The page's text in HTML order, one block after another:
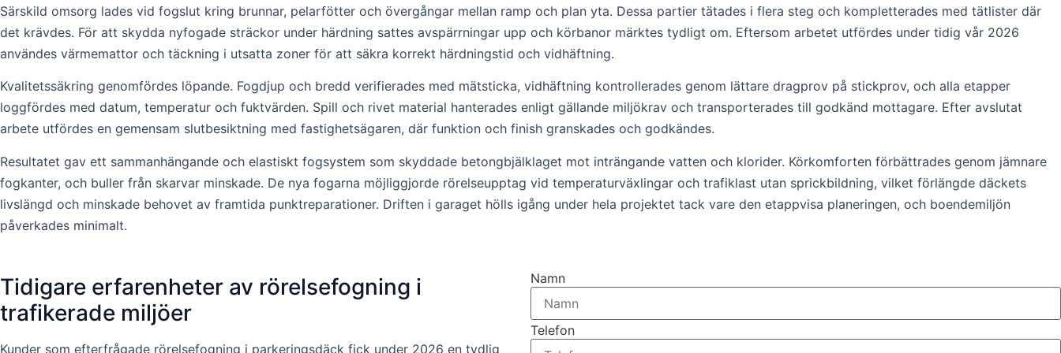
Särskild omsorg lades vid fogslut kring brunnar, pelarfötter och övergångar mellan ramp och plan yta. Dessa partier tätades i flera steg och kompletterades med tätlister där
det krävdes. För att skydda nyfogade sträckor under härdning sattes avspärrningar upp och körbanor märktes tydligt om. Eftersom arbetet utfördes under tidig vår 2026
användes värmemattor och täckning i utsatta zoner för att säkra korrekt härdningstid och vidhäftning.
Kvalitetssäkring genomfördes löpande. Fogdjup och bredd verifierades med mätsticka, vidhäftning kontrollerades genom lättare dragprov på stickprov, och alla etapper
loggfördes med datum, temperatur och fuktvärden. Spill och rivet material hanterades enligt gällande miljökrav och transporterades till godkänd mottagare. Efter avslutat
arbete utfördes en gemensam slutbesiktning med fastighetsägaren, där funktion och finish granskades och godkändes.
Resultatet gav ett sammanhängande och elastiskt fogsystem som skyddade betongbjälklaget mot inträngande vatten och klorider. Körkomforten förbättrades genom jämnare
fogkanter, och buller från skarvar minskade. De nya fogarna möjliggjorde rörelseupptag vid temperaturväxlingar och trafiklast utan sprickbildning, vilket förlängde däckets
livslängd och minskade behovet av framtida punktreparationer. Driften i garaget hölls igång under hela projektet tack vare den etappvisa planeringen, och boendemiljön
påverkades minimalt.
Tidigare erfarenheter av rörelsefogning i
trafikerade miljöer
Kunder som efterfrågade rörelsefogning i parkeringsdäck fick under 2026 en tydlig
Namn
Telefon